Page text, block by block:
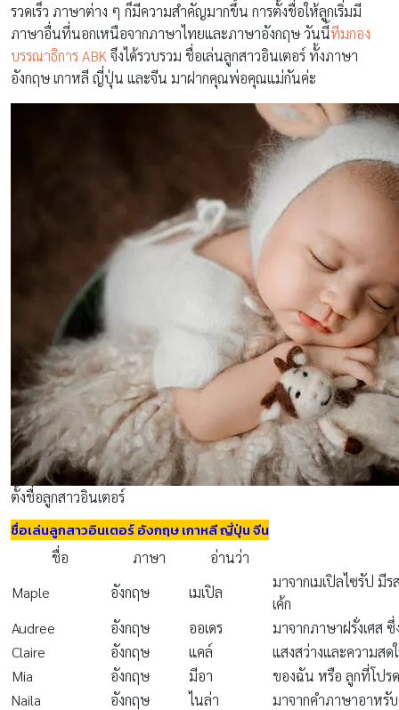
รวดเร็ว ภาษาต่าง ๆ ก็มีความสำคัญมากขึ้น การตั้งชื่อให้ลูกเริ่มมี
ภาษาอื่นที่นอกเหนือจากภาษาไทยและภาษาอังกฤษ วันนี้ทีมกอง
บรรณาธิการ ABK จึงได้รวบรวม ชื่อเล่นลูกสาวอินเตอร์ ทั้งภาษา
อังกฤษ เกาหลี ญี่ปุ่น และจีน มาฝากคุณพ่อคุณแม่กันค่ะ
ตั้งชื่อลูกสาวอินเตอร์
ชื่อเล่นลูกสาวอินเตอร์ อังกฤษ เกาหลี ญี่ปุ่น จีน
ชื่อ ภาษา
อ่านว่า
Maple
อังกฤษ เมเปิล
มาจากเมเปิลไซรัป
เค้ก
Audree
อังกฤษ ออเดร
มาจากภาษาฝรั่งเศส
Claire
อังกฤษ แคล์
แสงสว่างและความสด
Mia
อังกฤษ มีอา
ของฉัน หรือ ลูกที่โปร
Naila
อังกฤษ ไนล่า
มาจากคำภาษาอาหรั